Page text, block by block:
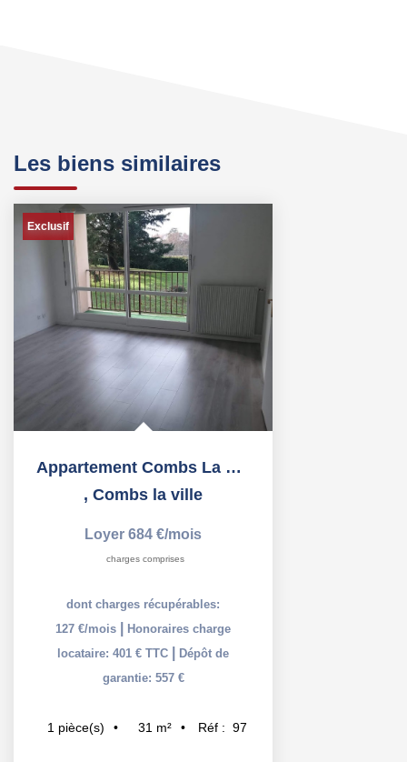
Les biens similaires
Exclusif
Appartement Combs La Ville 1 pièce(s) 30.30 m2
, Combs la ville
Loyer 684 €/mois
charges comprises
dont charges récupérables:
127 €/mois
Honoraires charge
locataire: 401 € TTC
Dépôt de
garantie: 557 €
1 pièce(s) 31 m² Réf : 97